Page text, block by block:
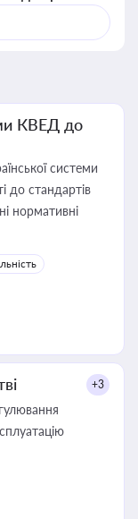
КВЕД до
системи
до стандартів
нормативні
+3